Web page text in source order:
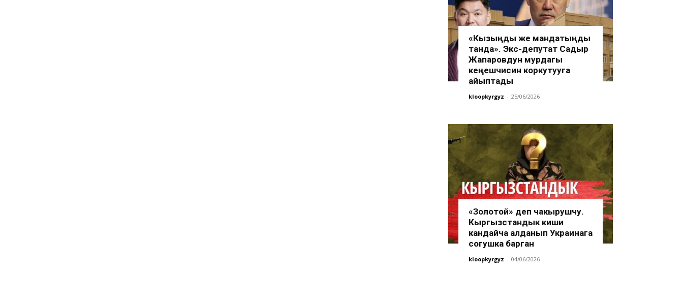
«Кызыңды же мандатыңды
танда». Экс-депутат Садыр
Жапаровдун мурдагы
кеңешчисин коркутууга
айыптады
kloopkyrgyz - 25/06/2026
«Золотой» деп чакырушчу.
Кыргызстандык киши
кандайча алданып Украинага
согушка барган
kloopkyrgyz - 04/06/2026